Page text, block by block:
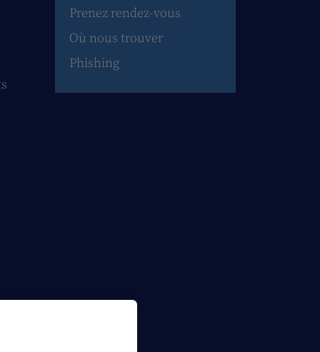
Prenez rendez-vous
Où nous trouver
Phishing